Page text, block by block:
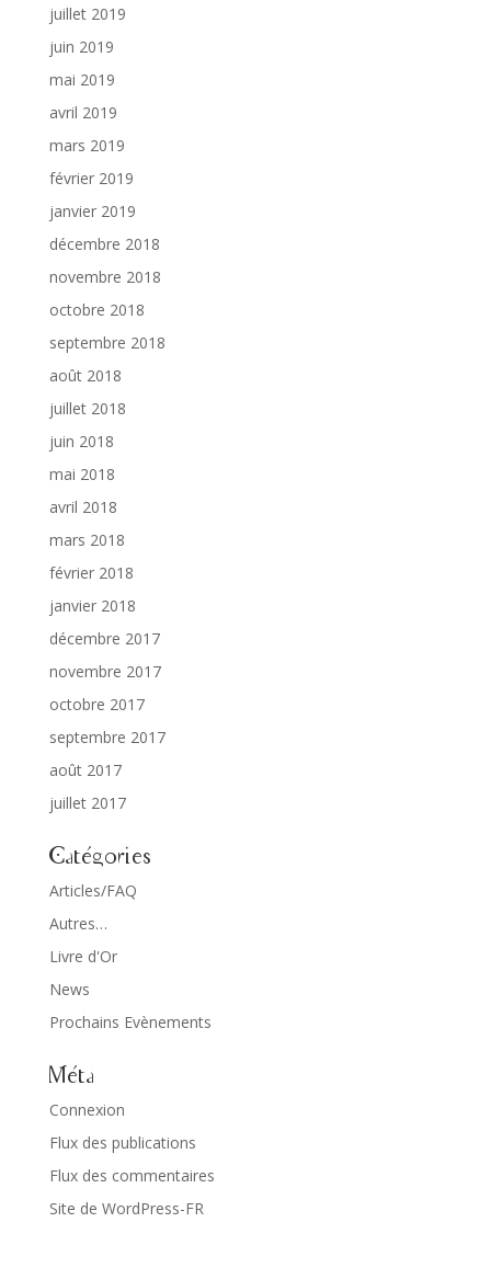
juillet 2019
juin 2019
mai 2019
avril 2019
mars 2019
février 2019
janvier 2019
décembre 2018
novembre 2018
octobre 2018
septembre 2018
août 2018
juillet 2018
juin 2018
mai 2018
avril 2018
mars 2018
février 2018
janvier 2018
décembre 2017
novembre 2017
octobre 2017
septembre 2017
août 2017
juillet 2017
Catégories
Articles/FAQ
Autres…
Livre d'Or
News
Prochains Evènements
Méta
Connexion
Flux des publications
Flux des commentaires
Site de WordPress-FR